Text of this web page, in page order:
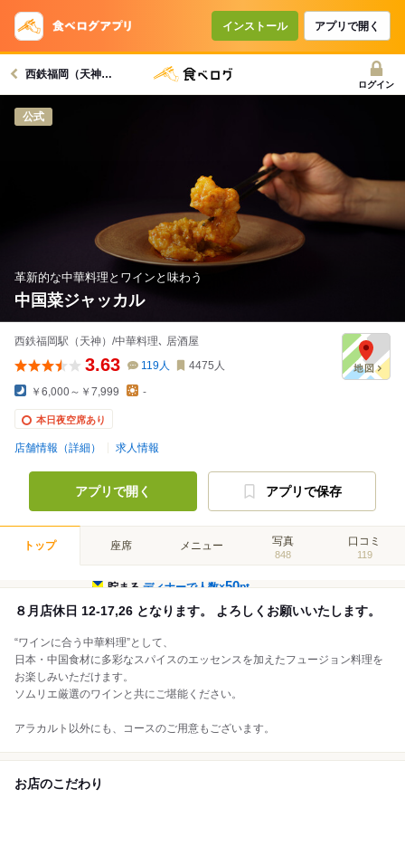
インストール アプリで開く
西鉄福岡（天神）駅グルメへ
ログイン
公式
革新的な中華料理とワインと味わう
中国菜ジャッカル
西鉄福岡駅（天神）/中華料理､ 居酒屋
3.63 119人 4475 人
￥6,000～￥7,999 -
本日夜空席あり
店舗情報（詳細） 求人情報
アプリで開く アプリで保存
トップ 座席 メニュー 写真
848
口コミ
119
貯まるディナーで人数×50pt
８月店休日 12-17,26 となります。 よろしくお願いいたします。
“ワインに合う中華料理”として、
日本・中国食材に多彩なスパイスのエッセンスを加えたフュージョン料理を
お楽しみいただけます。
ソムリエ厳選のワインと共にご堪能ください。
アラカルト以外にも、コースのご用意もございます。
お店のこだわり